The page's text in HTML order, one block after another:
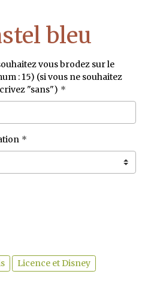
bleu
vous brodez sur le
: 15) (si vous ne souhaitez
"sans")
Licence et Disney